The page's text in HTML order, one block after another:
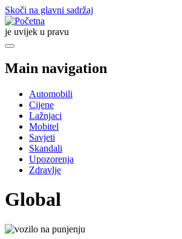
Skoči na glavni sadržaj
je uvijek u pravu
Main navigation
Automobili
Cijene
Lažnjaci
Mobitel
Savjeti
Skandali
Upozorenja
Zdravlje
Global